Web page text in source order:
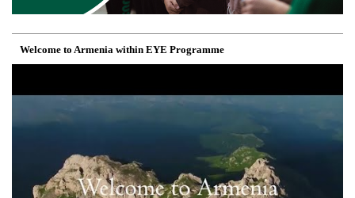
Welcome to Armenia within EYE Programme